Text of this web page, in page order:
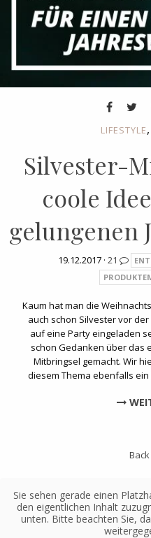
LIFESTYLE,
Silvester-
coole
gelungenen
19.12.2017 · 21
Kaum hat man die
auch schon Silvester vor
auf eine Party eingeladen
schon Gedanken über das
Mitbringsel gemacht. Wir
diesem Thema ebenfalls
Sie sehen gerade einen
den eigentlichen Inhalt
unten. Bitte beachten Sie,